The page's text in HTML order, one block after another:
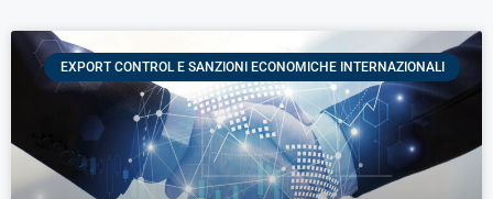
EXPORT CONTROL E SANZIONI ECONOMICHE INTERNAZIONALI